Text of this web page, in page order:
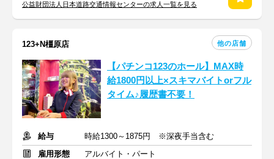
公益財団法人日本道路交通情報センターの求人一覧を見る
123+N橿原店 他の店舗
【パチンコ123のホール】MAX時
給1800円以上×スキマバイトorフル
タイム♪履歴書不要！
給与
時給1300～1875円 ※深夜手当含む
雇用形態
アルバイト・パート